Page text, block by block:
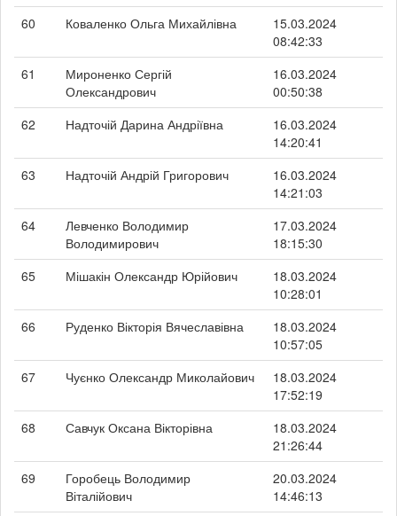
60
Коваленко Ольга Михайлівна
15.03.2024
08:42:33
61
Мироненко Сергій
Олександрович
16.03.2024
00:50:38
62
Надточій Дарина Андріївна
16.03.2024
14:20:41
63
Надточій Андрій Григорович
16.03.2024
14:21:03
64
Левченко Володимир
Володимирович
17.03.2024
18:15:30
65
Мішакін Олександр Юрійович
18.03.2024
10:28:01
66
Руденко Вікторія Вячеславівна
18.03.2024
10:57:05
67
Чуєнко Олександр Миколайович
18.03.2024
17:52:19
68
Савчук Оксана Вікторівна
18.03.2024
21:26:44
69
Горобець Володимир
Віталійович
20.03.2024
14:46:13